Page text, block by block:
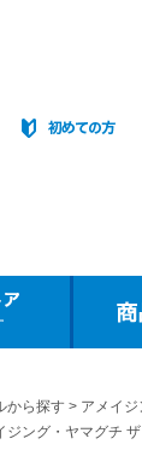
から探す
アメイ
ジング・ヤマグチ